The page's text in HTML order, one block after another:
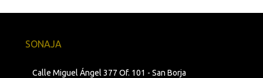
SONAJA
Calle Miguel Ángel 377 Of. 101 - San Borja